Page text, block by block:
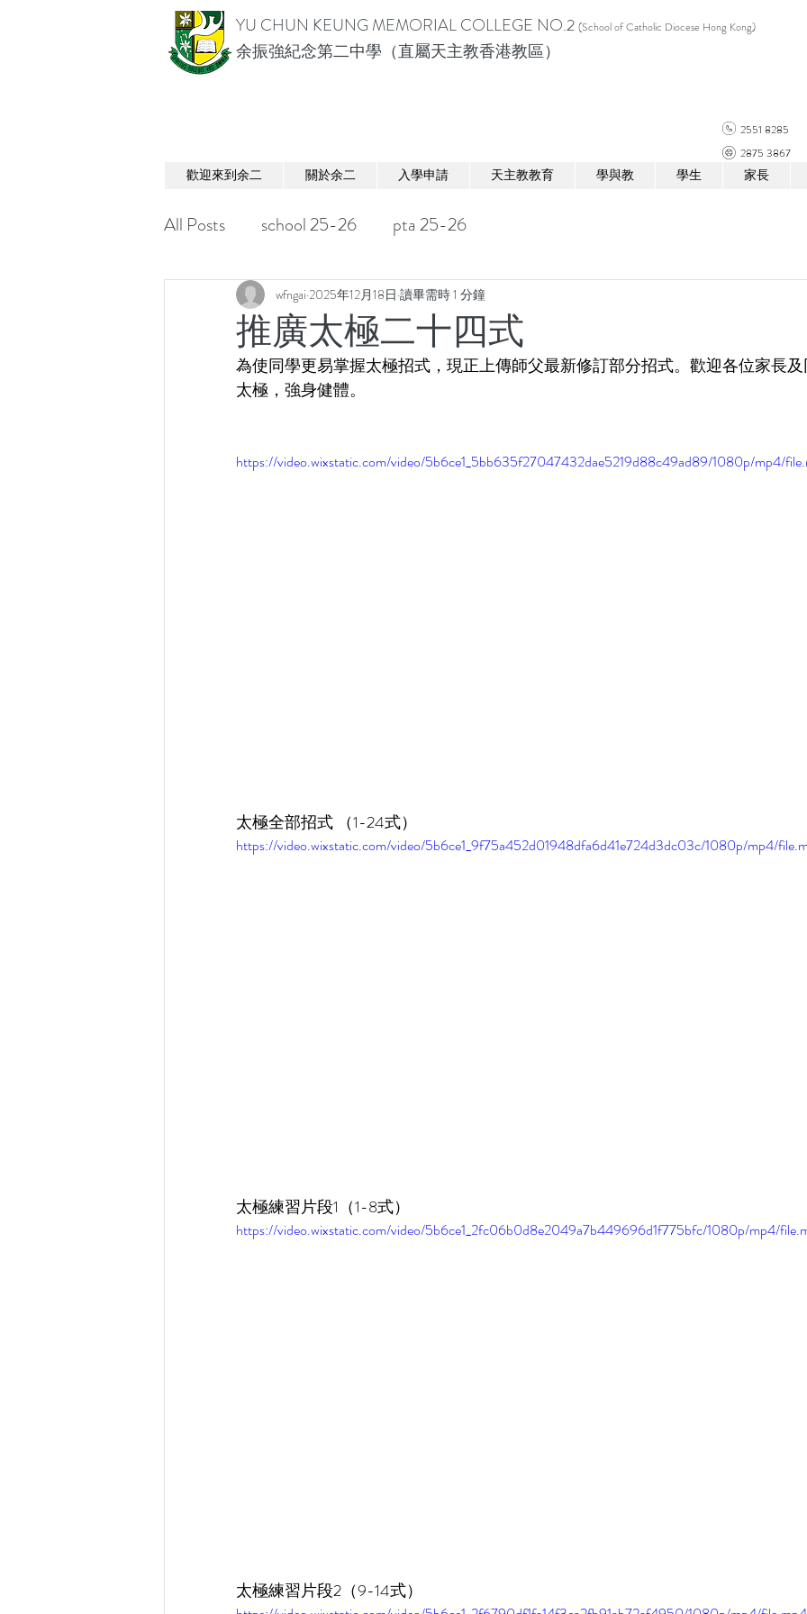
YU CHUN KEUNG MEMORIAL COLLEGE NO.2 (School of Catholic Diocese Hong Kong)
余振強紀念第二中學（直屬天主教香港教區）
2551 8285
2875 3867
歡迎來到余二 關於余二 入學申請 天主教教育 學與教 學生 家長
All Posts school 25-26 pta 25-26
推廣太極二十四式
wfngai 2025年12月18日 讀畢需時 1 分鐘
為使同學更易掌握太極招式，現正上傳師父最新修訂部分招式。歡迎各位家長
太極，強身健體。
https://video.wixstatic.com/video/5b6ce1_5bb635f27047432dae5219d88c49ad89/1080p/mp4/
太極全部招式 （1-24式）
https://video.wixstatic.com/video/5b6ce1_9f75a452d01948dfa6d41e724d3dc03c/1080p/mp4/
太極練習片段1（1-8式） ‎
https://video.wixstatic.com/video/5b6ce1_2fc06b0d8e2049a7b449696d1f775bfc/1080p/mp4/
太極練習片段2（9-14式）